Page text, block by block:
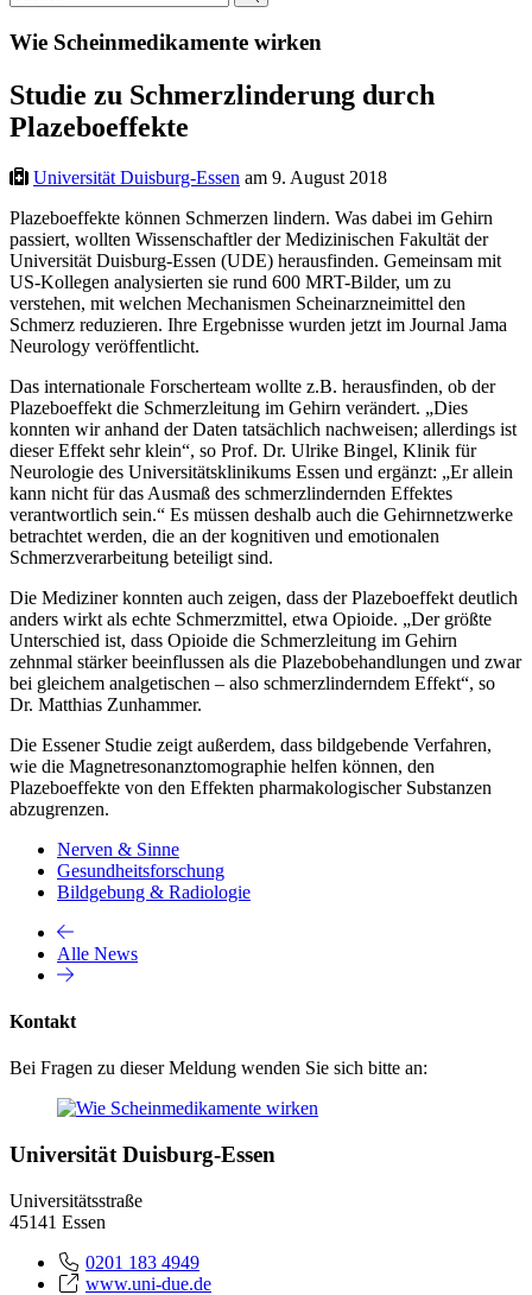
Wie Scheinmedikamente wirken
Studie zu Schmerzlinderung durch
Plazeboeffekte
Universität Duisburg-Essen am 9. August 2018
Plazeboeffekte können Schmerzen lindern. Was dabei im Gehirn
passiert, wollten Wissenschaftler der Medizinischen Fakultät der
Universität Duisburg-Essen (UDE) herausfinden. Gemeinsam mit
US-Kollegen analysierten sie rund 600 MRT-Bilder, um zu
verstehen, mit welchen Mechanismen Scheinarzneimittel den
Schmerz reduzieren. Ihre Ergebnisse wurden jetzt im Journal Jama
Neurology veröffentlicht.
Das internationale Forscherteam wollte z.B. herausfinden, ob der
Plazeboeffekt die Schmerzleitung im Gehirn verändert. „Dies
konnten wir anhand der Daten tatsächlich nachweisen; allerdings ist
dieser Effekt sehr klein“, so Prof. Dr. Ulrike Bingel, Klinik für
Neurologie des Universitätsklinikums Essen und ergänzt: „Er allein
kann nicht für das Ausmaß des schmerzlindernden Effektes
verantwortlich sein.“ Es müssen deshalb auch die Gehirnnetzwerke
betrachtet werden, die an der kognitiven und emotionalen
Schmerzverarbeitung beteiligt sind.
Die Mediziner konnten auch zeigen, dass der Plazeboeffekt deutlich
anders wirkt als echte Schmerzmittel, etwa Opioide. „Der größte
Unterschied ist, dass Opioide die Schmerzleitung im Gehirn
zehnmal stärker beeinflussen als die Plazebobehandlungen und zwar
bei gleichem analgetischen – also schmerzlinderndem Effekt“, so
Dr. Matthias Zunhammer.
Die Essener Studie zeigt außerdem, dass bildgebende Verfahren,
wie die Magnetresonanztomographie helfen können, den
Plazeboeffekte von den Effekten pharmakologischer Substanzen
abzugrenzen.
Nerven & Sinne
Gesundheitsforschung
Bildgebung & Radiologie
Alle News
Kontakt
Bei Fragen zu dieser Meldung wenden Sie sich bitte an:
Universität Duisburg-Essen
Universitätsstraße
45141 Essen
0201 183 4949
www.uni-due.de